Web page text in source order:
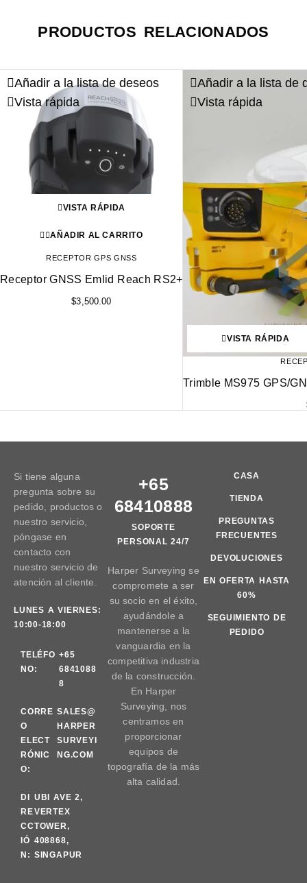
PRODUCTOS RELACIONADOS
Añadir a la lista de deseos
Vista rápida
VISTA RÁPIDA
AÑADIR AL CARRITO
RECEPTOR GPS GNSS
Receptor GNSS Emlid Reach RS2+
$3,500.00
Añadir a la lista de
Vista rápida
VISTA RÁPIDA
Trimble MS975 GPS/
Si tiene alguna
pregunta sobre su
pedido, productos o
nuestro servicio,
póngase en
contacto con
nuestro servicio de
atención al cliente.
LUNES A VIERNES:
10:00-18:00
TELÉFO
NO:
+65
6841088
8
CORRE
O
ELECT
RÓNIC
O:
SALES@
HARPER
SURVEYI
NG.COM
DI
RE
CC
IÓ
N:
UBI AVE 2,
VERTEX
TOWER,
408868,
SINGAPUR
+65
68410888
SOPORTE
PERSONAL 24/7
Harper Surveying se
compromete a ser
su socio en el éxito,
ayudándole a
mantenerse a la
vanguardia en la
competitiva industria
de la construcción.
En Harper
Surveying, nos
centramos en
proporcionar
equipos de
topografía de la más
alta calidad.
CASA
TIENDA
PREGUNTAS
FRECUENTES
DEVOLUCIONES
EN OFERTA HASTA
60%
SEGUIMIENTO DE
PEDIDO